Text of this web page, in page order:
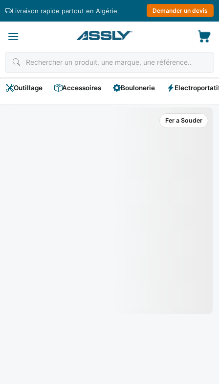
Livraison rapide partout en Algérie Demander un devis
Outillage Accessoires Boulonerie
Fer a Souder